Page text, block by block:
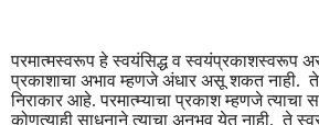
परमात्मस्वरूप हे स्वयंसिद्ध व स्वयंप्रकाशस्वरूप
प्रकाशाचा अभाव म्हणजे अंधार असू शकत नाही.
निराकार आहे. परमात्म्याचा प्रकाश म्हणजे त्याचा
कोणत्याही साधनाने त्याचा अनुभव येत नाही. ते